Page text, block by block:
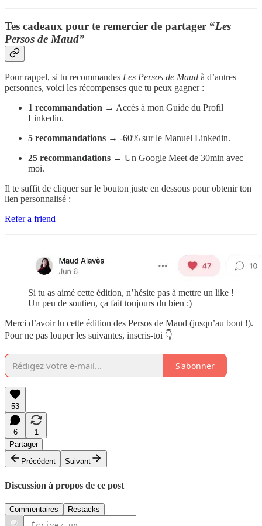
Tes cadeaux pour te remercier de partager “Les
Persos de Maud”
Pour rappel, si tu recommandes Les Persos de Maud à d’autres
personnes, voici les récompenses que tu peux gagner :
1 recommandation → Accès à mon Guide du Profil
Linkedin.
5 recommandations → -60% sur le Manuel Linkedin.
25 recommandations → Un Google Meet de 30min avec
moi.
Il te suffit de cliquer sur le bouton juste en dessous pour obtenir ton
lien personnalisé :
Refer a friend
Si tu as aimé cette édition, n’hésite pas à mettre un like !
Un peu de soutien, ça fait toujours du bien :)
Merci d’avoir lu cette édition des Persos de Maud (jusqu’au bout !).
Pour ne pas louper les suivantes, inscris-toi 👇
S'abonner
53
6
1
Partager
Précédent
Suivant
Discussion à propos de ce post
Commentaires Restacks